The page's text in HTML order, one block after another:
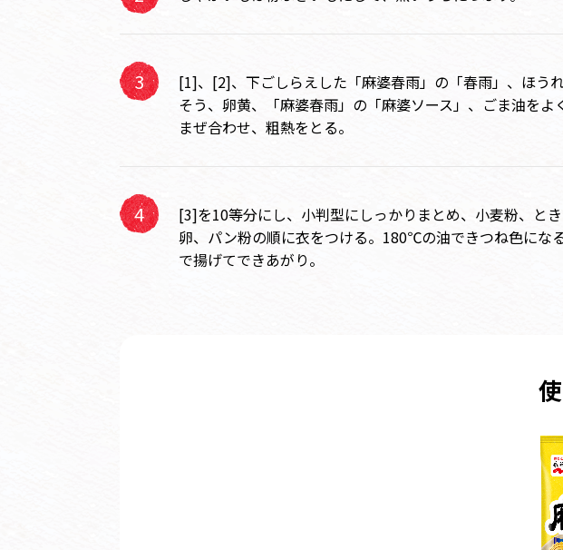
[1]、[2]、下ごしらえした「麻婆春雨」の「春雨」、ほう
そう、卵黄、「麻婆春雨」の「麻婆ソース」、ごま油をよ
まぜ合わせ、粗熱をとる。
[3]を10等分にし、小判型にしっかりまとめ、小麦粉、とき
卵、パン粉の順に衣をつける。180℃の油できつね色にな
で揚げてできあがり。